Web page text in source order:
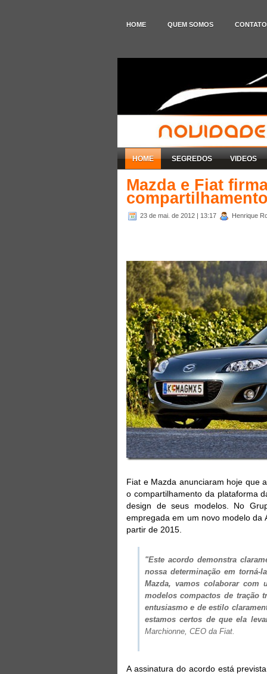
HOME QUEM SOMOS CONTATO
HOME SEGREDOS VIDEOS
Mazda e Fiat
23 de mai. de 2012 | 13:17 Henrique
Fiat e Mazda anunciaram hoje que
o compartilhamento da plataforma
design de seus modelos. No
empregada em um novo modelo da
partir de 2015.
"Este acordo demonstra
nossa determinação em torná-
Mazda, vamos colaborar com
modelos compactos de tração
entusiasmo e de estilo
estamos certos de que ela
Marchionne, CEO da Fiat.
A assinatura do acordo está